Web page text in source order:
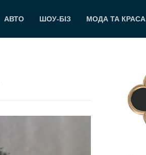
АВТО ШОУ-БІЗ МОДА ТА КРАСА